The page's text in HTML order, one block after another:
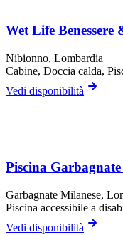
Wet Life
Nibionno, Lombardia
Cabine, Doccia calda,
Vedi disponibilità
Piscina
Garbagnate Milanese,
Piscina accessibile a
Vedi disponibilità